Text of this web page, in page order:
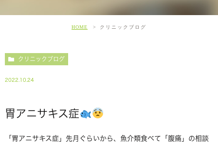
HOME クリニックブログ
クリニックブログ
2022.10.24
胃アニサキス症
「胃アニサキス症」先月ぐらいから、魚介類食べて「腹痛」の相談